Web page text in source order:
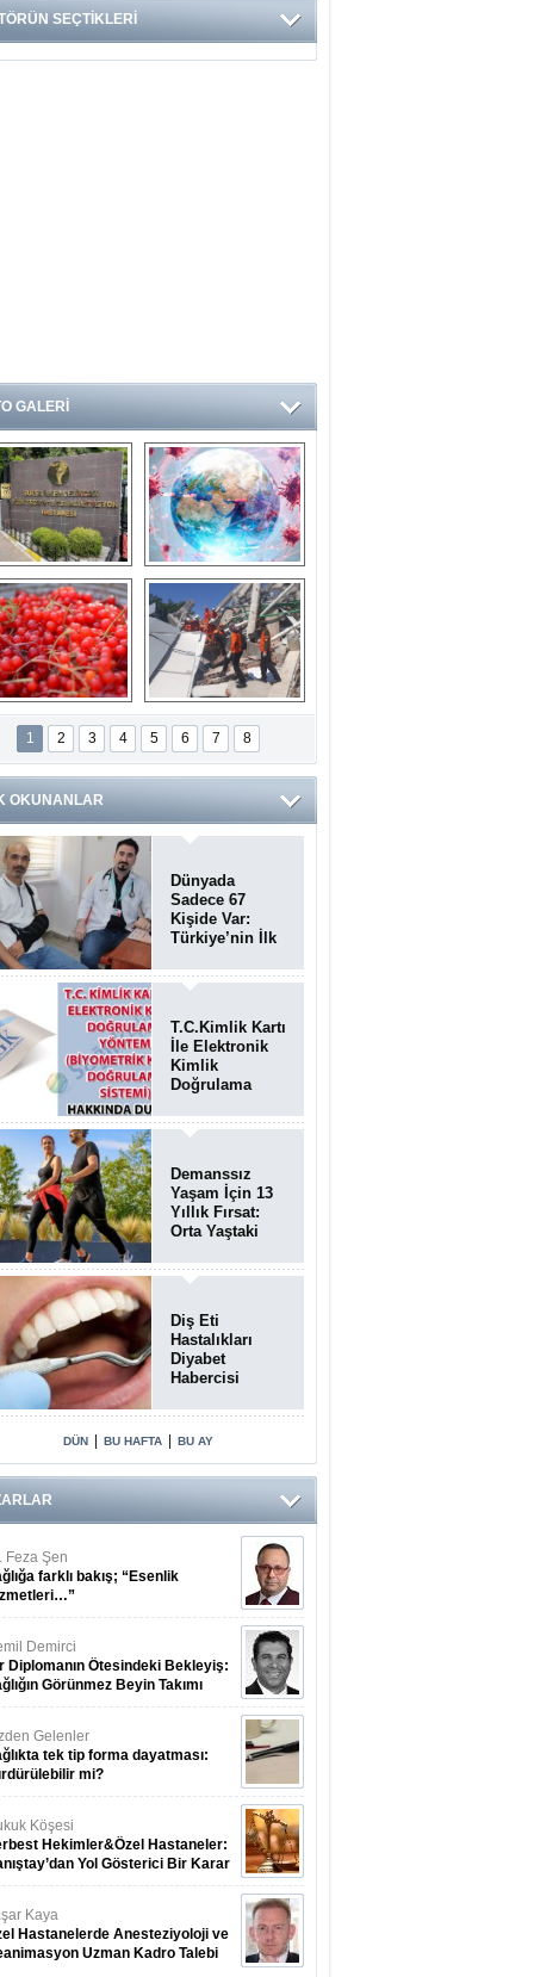
SEÇTİKLERİ
GALERİ
burası da bir
devlet hastanesi
14 soruda
Koronavirüs
hakkında kendinizi
test edin...
meyvesi
koruyor
Endonezya’daki
deprem: Ölü sayısı
bin 203'e yükseldi
1 2 3 4 5 6 7 8
OKUNANLAR
Dünyada
Sadece 67
Kişide Var:
Türkiye’nin İlk
Sendromu
Vakası
Teşhis Edildi
T.C.Kimlik Kartı
İle Elektronik
Kimlik
Doğrulama
(Biyometrik
Kimlik
Sistemi)
07.08.2026
Demanssız
Yaşam İçin 13
Yıllık Fırsat:
Orta Yaştaki
Beyin Sağlığını
Belirliyor
Diş Eti
Hastalıkları
Diyabet
Habercisi
Sağlığı Ve
Şeker
Yönlü Bağ
DÜN BU HAFTA BU AY
Feza Şen
farklı bakış; “Esenlik
Demirci
Diplomanın Ötesindeki Bekleyiş:
Görünmez Beyin Takımı
Gelenler
tek tip forma dayatması:
mi?
Köşesi
Hekimler&Özel Hastaneler:
Yol Gösterici Bir Karar
Kaya
Hastanelerde Anesteziyoloji ve
Uzman Kadro Talebi